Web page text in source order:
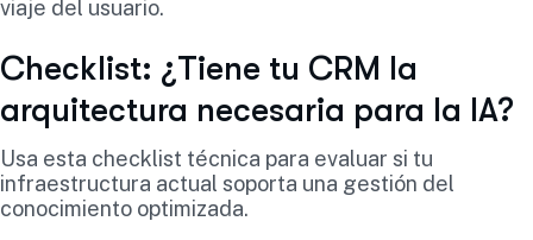
viaje del usuario.
Checklist: ¿Tiene tu CRM la
arquitectura necesaria para la IA?
Usa esta checklist técnica para evaluar si tu
infraestructura actual soporta una gestión del
conocimiento optimizada.